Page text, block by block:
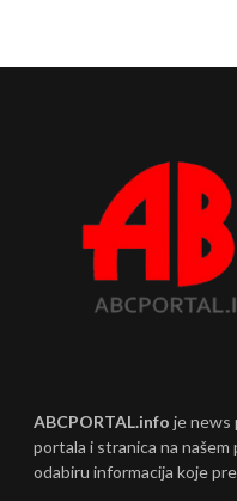
ABCPORTAL.info je news
portala i stranica na
odabiru informacija koje